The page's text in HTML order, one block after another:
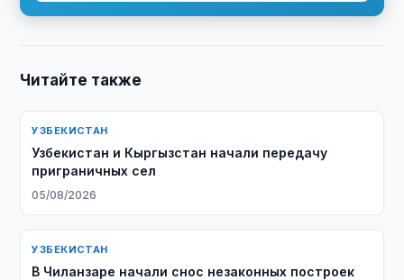
Читайте также
УЗБЕКИСТАН
Узбекистан и Кыргызстан начали передачу
приграничных сел
05/08/2026
УЗБЕКИСТАН
В Чиланзаре начали снос незаконных построек